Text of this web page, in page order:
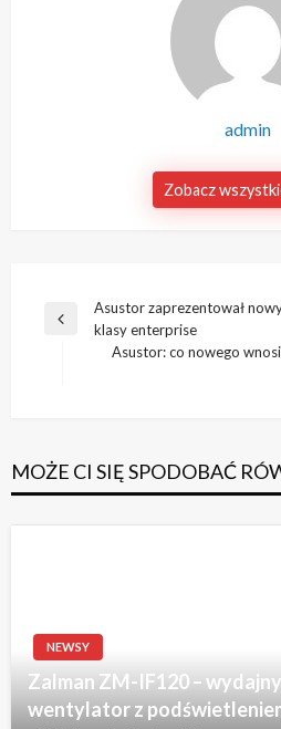
admin
Zobacz
Nawigacja
wpisu
Poprzedni
Asustor zaprezentował
klasy enterprise
Asustor: co nowego
MOŻE CI SIĘ SPODOBAĆ
NEWSY
Zalman ZM-IF120 – wydajny
wentylator z